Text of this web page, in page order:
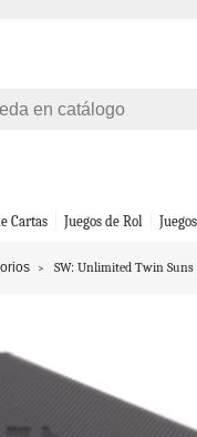
Cartas Juegos de Rol
SW: Unlimited Twin Suns